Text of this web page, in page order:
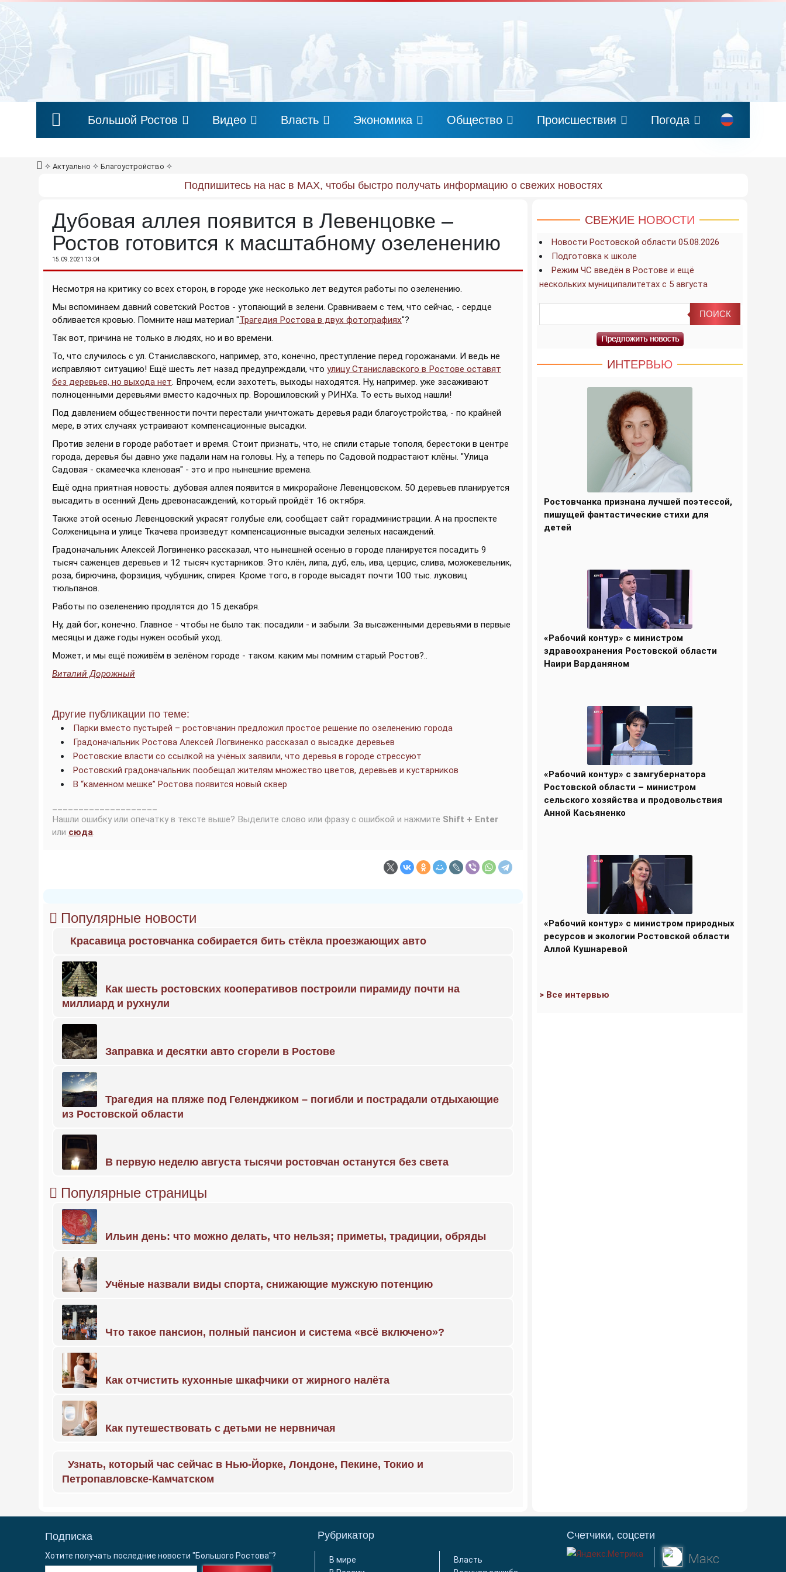
Большой Ростов Видео Власть Экономика Общество Происшествия Погода
✧ Актуально ✧ Благоустройство ✧
Подпишитесь на нас в MAX, чтобы быстро получать информацию о свежих новостях
Дубовая аллея появится в Левенцовке –
Ростов готовится к масштабному озеленению
15.09.2021 13:04
Несмотря на критику со всех сторон, в городе уже несколько лет ведутся работы по озеленению.
Мы вспоминаем давний советский Ростов - утопающий в зелени. Сравниваем с тем, что сейчас, - сердце
обливается кровью. Помните наш материал "Трагедия Ростова в двух фотографиях"?
Так вот, причина не только в людях, но и во времени.
То, что случилось с ул. Станиславского, например, это, конечно, преступление перед горожанами. И ведь не
исправляют ситуацию! Ещё шесть лет назад предупреждали, что улицу Станиславского в Ростове оставят
без деревьев, но выхода нет. Впрочем, если захотеть, выходы находятся. Ну, например. уже засаживают
полноценными деревьями вместо кадочных пр. Ворошиловский у РИНХа. То есть выход нашли!
Под давлением общественности почти перестали уничтожать деревья ради благоустройства, - по крайней
мере, в этих случаях устраивают компенсационные высадки.
Против зелени в городе работает и время. Стоит признать, что, не спили старые тополя, берестоки в центре
города, деревья бы давно уже падали нам на головы. Ну, а теперь по Садовой подрастают клёны. "Улица
Садовая - скамеечка кленовая" - это и про нынешние времена.
Ещё одна приятная новость: дубовая аллея появится в микрорайоне Левенцовском. 50 деревьев планируется
высадить в осенний День древонасаждений, который пройдёт 16 октября.
Также этой осенью Левенцовский украсят голубые ели, сообщает сайт горадминистрации. А на проспекте
Солженицына и улице Ткачева произведут компенсационные высадки зеленых насаждений.
Градоначальник Алексей Логвиненко рассказал, что нынешней осенью в городе планируется посадить 9
тысяч саженцев деревьев и 12 тысяч кустарников. Это клён, липа, дуб, ель, ива, церцис, слива, можжевельник,
роза, бирючина, форзиция, чубушник, спирея. Кроме того, в городе высадят почти 100 тыс. луковиц
тюльпанов.
Работы по озеленению продлятся до 15 декабря.
Ну, дай бог, конечно. Главное - чтобы не было так: посадили - и забыли. За высаженными деревьями в первые
месяцы и даже годы нужен особый уход.
Может, и мы ещё поживём в зелёном городе - таком. каким мы помним старый Ростов?..
Виталий Дорожный
Другие публикации по теме:
Парки вместо пустырей – ростовчанин предложил простое решение по озеленению города
Градоначальник Ростова Алексей Логвиненко рассказал о высадке деревьев
Ростовские власти со ссылкой на учёных заявили, что деревья в городе стрессуют
Ростовский градоначальник пообещал жителям множество цветов, деревьев и кустарников
В “каменном мешке” Ростова появится новый сквер
Нашли ошибку или опечатку в тексте выше? Выделите слово или фразу с ошибкой и нажмите Shift + Enter
или сюда.
Популярные новости
Красавица ростовчанка собирается бить стёкла проезжающих авто
Как шесть ростовских кооперативов построили пирамиду почти на
миллиард и рухнули
Заправка и десятки авто сгорели в Ростове
Трагедия на пляже под Геленджиком – погибли и пострадали отдыхающие
из Ростовской области
В первую неделю августа тысячи ростовчан останутся без света
Популярные страницы
Ильин день: что можно делать, что нельзя; приметы, традиции, обряды
Учёные назвали виды спорта, снижающие мужскую потенцию
Что такое пансион, полный пансион и система «всё включено»?
Как отчистить кухонные шкафчики от жирного налёта
Как путешествовать с детьми не нервничая
Узнать, который час сейчас в Нью-Йорке, Лондоне, Пекине, Токио и
Петропавловске-Камчатском
СВЕЖИЕ НОВОСТИ
Новости Ростовской области 05.08.2026
Подготовка к школе
Режим ЧС введён в Ростове и ещё
нескольких муниципалитетах с 5 августа
ИНТЕРВЬЮ
Ростовчанка признана лучшей поэтессой,
пишущей фантастические стихи для
детей
«Рабочий контур» с министром
здравоохранения Ростовской области
Наири Варданяном
«Рабочий контур» с замгубернатора
Ростовской области – министром
сельского хозяйства и продовольствия
Анной Касьяненко
«Рабочий контур» с министром природных
ресурсов и экологии Ростовской области
Аллой Кушнаревой
> Все интервью
Подписка
Хотите получать последние новости "Большого Ростова"?
Рубрикатор
В мире
Власть
Счетчики, соцсети
Макс